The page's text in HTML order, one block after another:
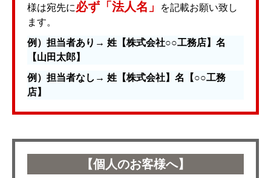
様は宛先に必ず「法人名」
を記載お願い致し
ます。
例）担当者あり→ 姓【株式会社○○工務店】名
【山田太郎】
例）担当者なし→ 姓【株式会社】名【○○工務
店】
【個人のお客様へ】